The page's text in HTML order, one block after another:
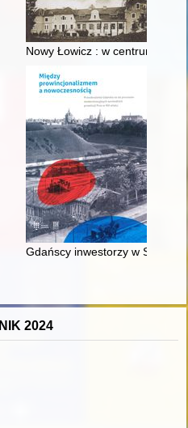
z rodu Ślązaka
Nowy Łowicz : w centrum
szlacheckich w XVI-
Gdańscy inwestorzy w
2024